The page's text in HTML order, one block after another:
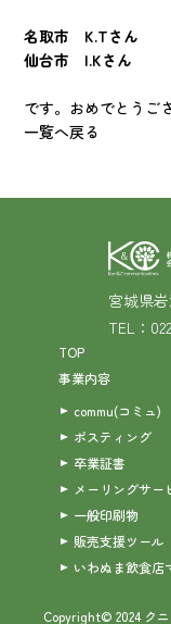
名取市 K.Tさん
仙台市 I.Kさん
です。おめでとうご
一覧へ戻る
宮城県
TEL：
TOP
事業内容
commu(コミュ)
ポスティング
卒業証書
メーリングサー
一般印刷物
販売支援ツール
いわぬま飲食店
Copyright© 2024 クニ